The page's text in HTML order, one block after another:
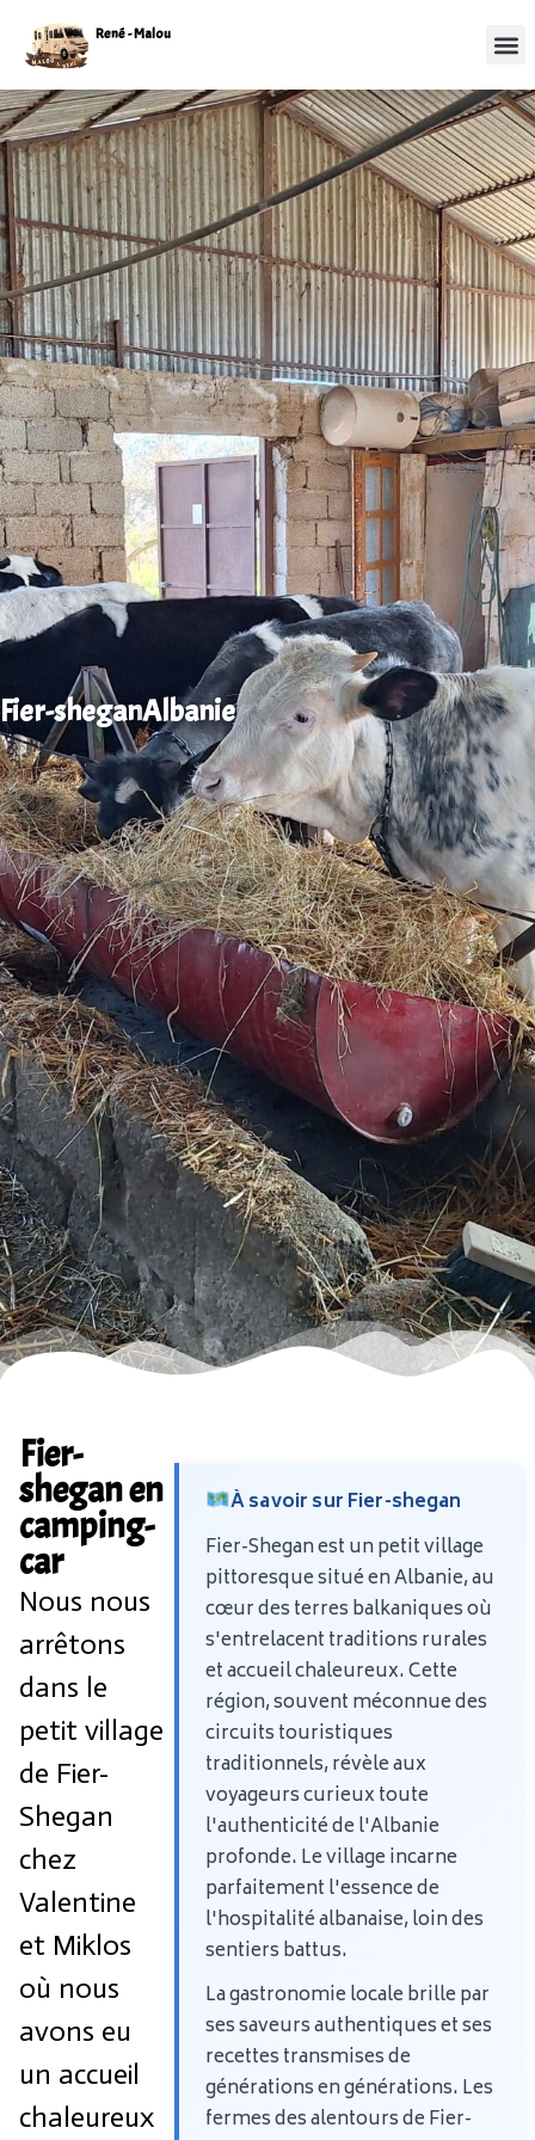
René - Malou
Fier-sheganAlbanie
Fier-
shegan en
camping-
car
Nous nous
arrêtons
dans le
petit village
de Fier-
Shegan
chez
Valentine
et Miklos
où nous
avons eu
un accueil
chaleureux
À savoir sur Fier-shegan
Fier-Shegan est un petit village
pittoresque situé en Albanie, au
cœur des terres balkaniques où
s'entrelacent traditions rurales
et accueil chaleureux. Cette
région, souvent méconnue des
circuits touristiques
traditionnels, révèle aux
voyageurs curieux toute
l'authenticité de l'Albanie
profonde. Le village incarne
parfaitement l'essence de
l'hospitalité albanaise, loin des
sentiers battus.
La gastronomie locale brille par
ses saveurs authentiques et ses
recettes transmises de
générations en générations. Les
fermes des alentours de Fier-